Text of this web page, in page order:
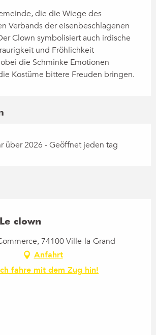
die die Wiege des
Verbands der eisenbeschlagenen
Clown symbolisiert auch irdische
und Fröhlichkeit
die Schminke Emotionen
Kostüme bittere Freuden bringen.
über 2026 - Geöffnet jeden tag
clown
74100 Ville-la-Grand
Anfahrt
fahre mit dem Zug hin!